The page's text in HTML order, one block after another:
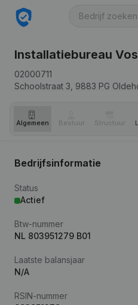
Installatiebureau Vos
02000711
Schoolstraat 3, 9883 PG
Algemeen Bestuur Structuur
Bedrijfsinformatie
Status
Actief
Btw-nummer
NL 803951279 B01
Laatste balansjaar
N/A
RSIN-nummer